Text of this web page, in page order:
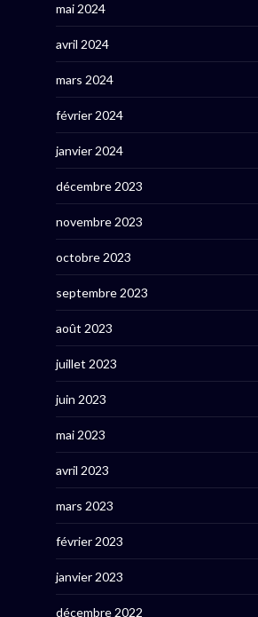
mai 2024
avril 2024
mars 2024
février 2024
janvier 2024
décembre 2023
novembre 2023
octobre 2023
septembre 2023
août 2023
juillet 2023
juin 2023
mai 2023
avril 2023
mars 2023
février 2023
janvier 2023
décembre 2022